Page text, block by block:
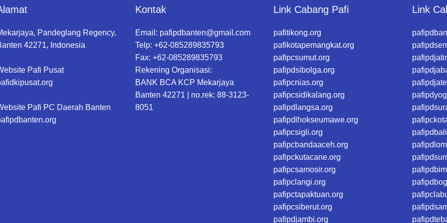
Pandeglang Regency,
42271, Indonesia
Pafi Pusat
Pafi PC Daerah Banten
Kontak
Email: pafipdbanten@gmail.com
Telp: +62-085289835793
Fax: +62-085289835793
Rekening Organisasi:
BANK BCA KCP Mekarjaya
Banten 42271 | no.rek: 88-3123-
8051
Link Cabang Pafi
pafitikong.org
pafikotapemangkat.org
pafipcsumut.org
pafipdsibolga.org
pafipcnias.org
pafipcsidikalang.org
pafipdlangsa.org
pafipdlhokseumawe.org
pafipcsigli.org
pafipcbandaaceh.org
pafipckutacane.org
pafipcsamosir.org
pafipclangi.org
pafipctapaktuan.org
pafipcsiberut.org
pafipdjambi.org
Link